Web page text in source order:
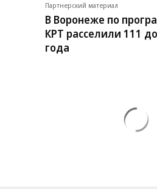
Партнерский материал
В Воронеже по
КРТ расселили 111
года